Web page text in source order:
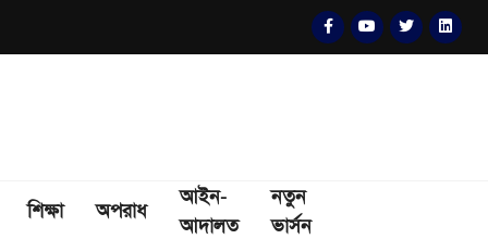
শিক্ষা অপরাধ
আইন-
আদালত
নতুন
ভার্সন